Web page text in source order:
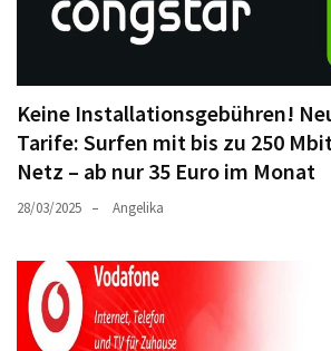
Keine Installationsgebühren!
Tarife: Surfen mit bis zu 250
Netz – ab nur 35 Euro im Monat
28/03/2025 Angelika